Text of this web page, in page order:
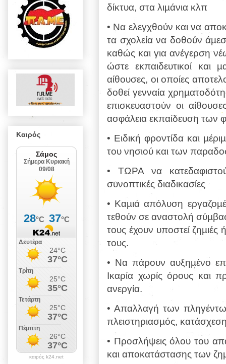
δίκτυα, στα λιµάνια κλπ
• Να ελεγχθούν και να
τα σχολεία να δοθούν
καθώς και για ανέγερση
ώστε εκπαιδευτικοί
αίθουσες, οι οποίες
δοθεί γενναία
επισκευαστούν οι
ασφάλεια εκπαίδευση των
• Ειδική φροντίδα και
του νησιού και των
• ΤΩΡΑ να
συνοπτικές διαδικασίες
• Καµιά απόλυση
τεθούν σεαναστολή
τους έχουν υποστείζηµιές
τους.
• Να πάρουν αυξηµένο
Ικαρία χωρίς όρους και
ανεργία.
• Απαλλαγή των
πλειστηριασµός,
• Προσλήψεις όλου του
και αποκατάστασης των
Καιρός
καιρός k24.net